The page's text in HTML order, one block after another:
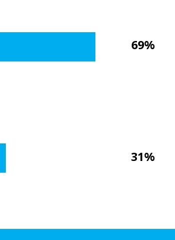
69%
31%